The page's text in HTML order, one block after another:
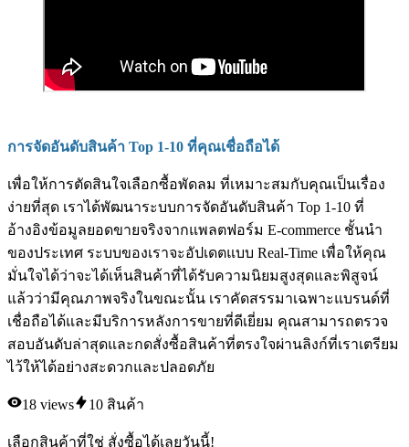
การจัดอันดับสินค้า Top 1-10 ที่คุณเชื่อถือได้
เพื่อให้การตัดสินใจเลือกซื้อพัดลม ที่เหมาะสมกับคุณเป็นเรื่อง
ง่ายที่สุด เราได้พัฒนาระบบการจัดอันดับสินค้า Top 1-10 ที่
อ้างอิงข้อมูลยอดขายจริงจากแพลตฟอร์ม E-commerce ชั้นนำ
ของประเทศ ระบบของเราจะอัปเดตแบบ Real-Time เพื่อให้คุณ
มั่นใจได้ว่าจะได้เห็นสินค้าที่ได้รับความนิยมสูงสุดและพิสูจน์
แล้วว่ามีคุณภาพจริงในขณะนั้น เราคัดสรรมาเฉพาะแบรนด์ที่
เชื่อถือได้และมีบริการหลังการขายที่ดีเยี่ยม คุณสามารถตรวจ
สอบอันดับล่าสุดและกดสั่งซื้อสินค้าที่ตรงใจผ่านลิงก์ที่เราเตรียม
ไว้ให้ได้อย่างสะดวกและปลอดภัย
18 views 10 สินค้า
เลือกสินค้าที่ใช่ สั่งซื้อได้เลยวันนี้!